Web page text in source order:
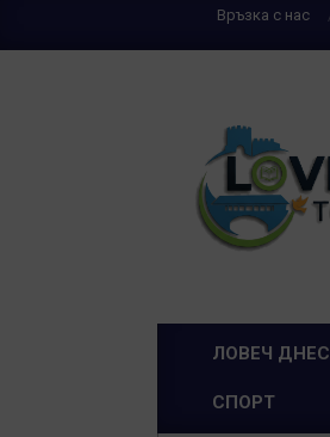
Връзка с нас
Primary
ЛОВЕЧ ДНЕС
СПОРТ